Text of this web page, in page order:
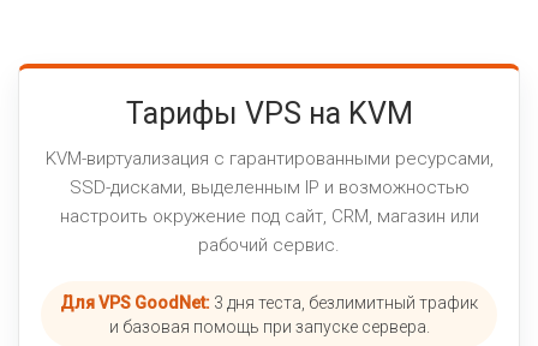
Тарифы VPS на KVM
KVM-виртуализация с гарантированными ресурсами,
SSD-дисками, выделенным IP и возможностью
настроить окружение под сайт, CRM, магазин или
рабочий сервис.
Для VPS GoodNet: 3 дня теста, безлимитный трафик
и базовая помощь при запуске сервера.